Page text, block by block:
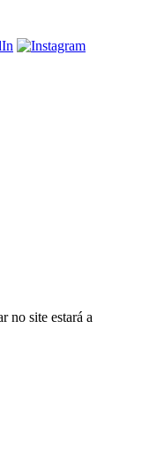
no site estará a